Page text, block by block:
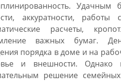
Удачным
аккуратности,
расчеты,
важных бумаг.
порядка в доме и на
и внешности. Однако
решение